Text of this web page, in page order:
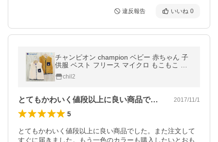
違反報告 いいね 0
チャンピオン champion ベビー 赤ちゃん 子
供服 ベスト フリース マイクロ もこもこ 男
の子 トップス 17冬
chil2
とてもかわいく値段以上に良い商品でした… 2017/11/1
5
とてもかわいく値段以上に良い商品でした。また注文して
すぐに届きました。もう一色のカラーも購入したいとおも